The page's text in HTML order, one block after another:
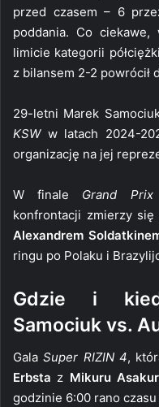
przed czasem – 6
poddania. Co
limicie kategorii
z bilansem 2-2 powrócił
29-letni Marek
KSWw latach 2024-
organizację na jej
W finale Grand Prix
konfrontacji zmierzy
Alexandrem
ringu po Polaku i
Gdzie i
Samociuk vs.
GalaSuper RIZIN 4,
Erbsta z Mikuru
godzinie 6:00 rano